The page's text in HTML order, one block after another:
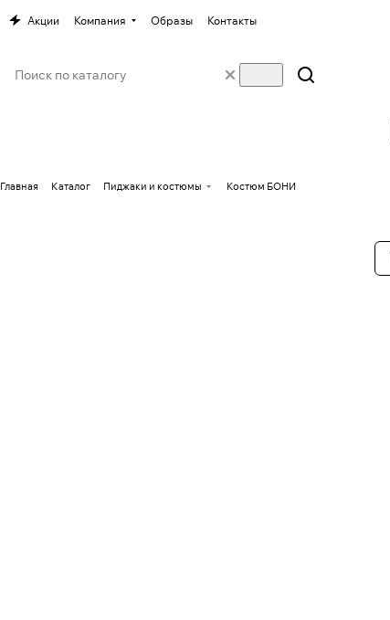
Акции Компания Образы Контакты
Главная Каталог Пиджаки и костюмы Костюм БОНИ